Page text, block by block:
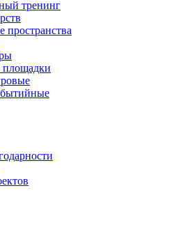
тренинг
площадки